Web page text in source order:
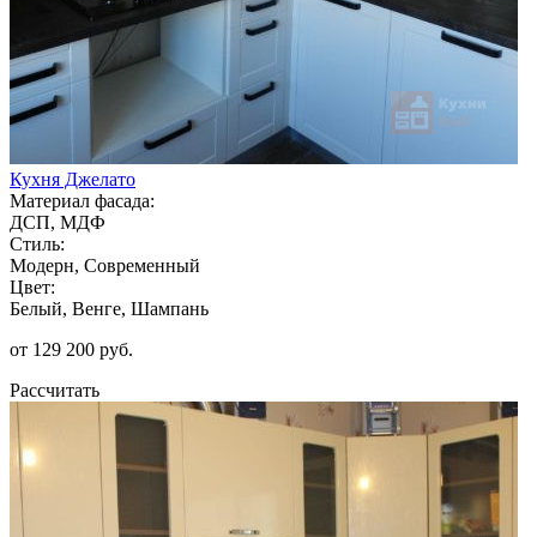
Кухня Джелато
Материал фасада:
ДСП, МДФ
Стиль:
Модерн, Современный
Цвет:
Белый, Венге, Шампань
от 129 200 руб.
Рассчитать